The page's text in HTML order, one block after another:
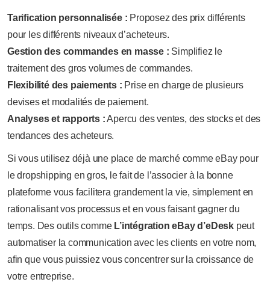
Tarification personnalisée : Proposez des prix différents
pour les différents niveaux d’acheteurs.
Gestion des commandes en masse : Simplifiez le
traitement des gros volumes de commandes.
Flexibilité des paiements : Prise en charge de plusieurs
devises et modalités de paiement.
Analyses et rapports :Apercu des ventes, des stocks et des
tendances des acheteurs.
Si vous utilisez déjà une place de marché comme eBay pour
le dropshipping en gros, le fait de l’associer à la bonne
plateforme vous facilitera grandement la vie, simplement en
rationalisant vos processus et en vous faisant gagner du
temps. Des outils comme L’intégration eBay d’eDesk peut
automatiser la communication avec les clients en votre nom,
afin que vous puissiez vous concentrer sur la croissance de
votre entreprise.